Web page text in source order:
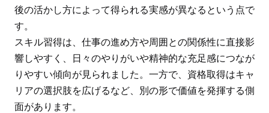
後の活かし方によって得られる実感が異なるという点で
す。
スキル習得は、仕事の進め方や周囲との関係性に直接影
響しやすく、日々のやりがいや精神的な充足感につなが
りやすい傾向が見られました。一方で、資格取得はキャ
リアの選択肢を広げるなど、別の形で価値を発揮する側
面があります。